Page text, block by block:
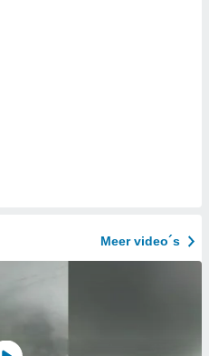
Meer video´s